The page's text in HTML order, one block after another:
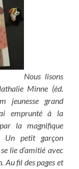
Nous lisons
Minne (éd.
jeunesse grand
emprunté à la
la magnifique
Un petit garçon
lie d’amitié avec
Au fil des pages et